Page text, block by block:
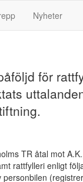
Nyheter
för
TR åtal mot
rattfylleri enligt